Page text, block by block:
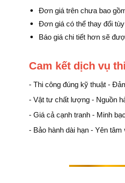
Đơn giá trên chưa bao
Đơn giá có thể thay đổi
Báo giá chi tiết hơn sẽ
Cam kết dịch vụ
- Thi công đúng kỹ thuật -
- Vật tư chất lượng - Nguồn
- Giá cả cạnh tranh - Minh
- Bảo hành dài hạn - Yên